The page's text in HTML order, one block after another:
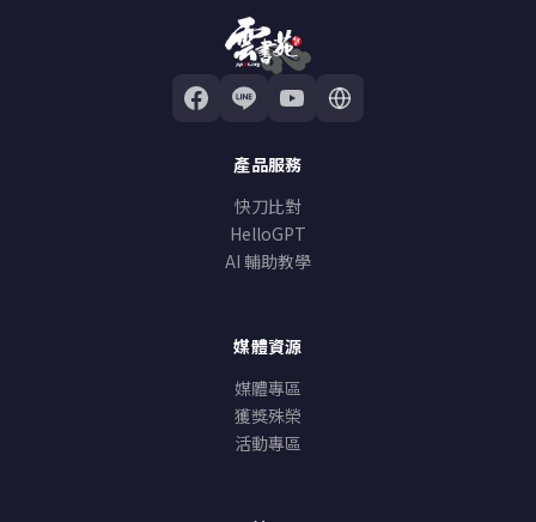
產品服務
快刀比對
HelloGPT
AI 輔助教學
媒體資源
媒體專區
獲獎殊榮
活動專區